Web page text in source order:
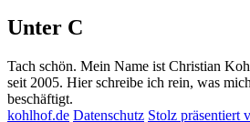
Unter C
Tach schön. Mein Name ist Christian
seit 2005. Hier schreibe ich rein, was
beschäftigt.
kohlhof.de Datenschutz Stolz präsentiert